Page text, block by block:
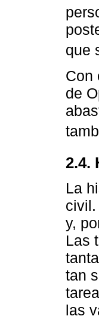
que
Con
de
2.4.
La
y,
Las
tan
las